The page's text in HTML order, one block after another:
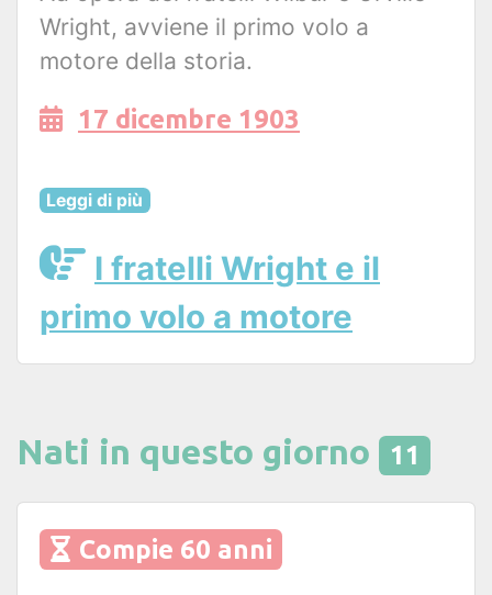
Wright, avviene il primo volo a
motore della storia.
17 dicembre 1903
Leggi di più
I fratelli Wright e il
primo volo a motore
Nati in questo giorno 11
Compie 60 anni